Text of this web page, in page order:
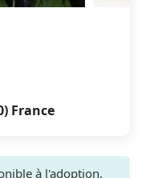
France
à l'adoption.